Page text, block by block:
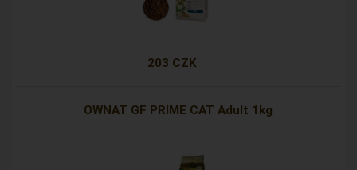
203 CZK
OWNAT GF PRIME CAT Adult 1kg